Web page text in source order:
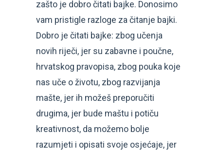
zašto je dobro čitati bajke. Donosimo
vam pristigle razloge za čitanje bajki.
Dobro je čitati bajke: zbog učenja
novih riječi, jer su zabavne i poučne,
hrvatskog pravopisa, zbog pouka koje
nas uče o životu, zbog razvijanja
mašte, jer ih možeš preporučiti
drugima, jer bude maštu i potiču
kreativnost, da možemo bolje
razumjeti i opisati svoje osjećaje, jer